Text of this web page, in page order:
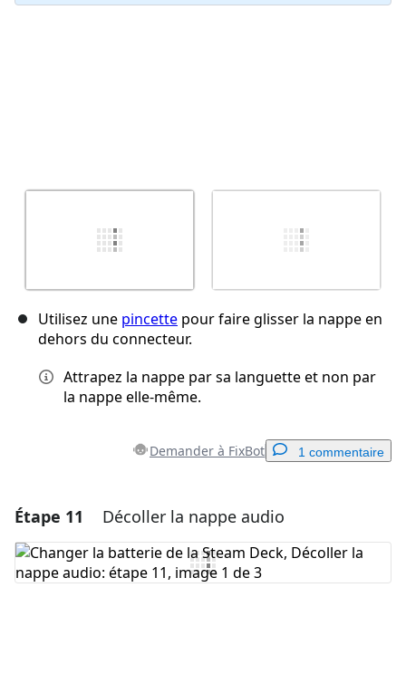
Utilisez une pincette pour faire glisser la nappe en
dehors du connecteur.
Attrapez la nappe par sa languette et non par
la nappe elle-même.
Demander à FixBot 1 commentaire
Ajouter un commentaire
Ajouter un commentaire
Étape 11 Décoller la nappe audio